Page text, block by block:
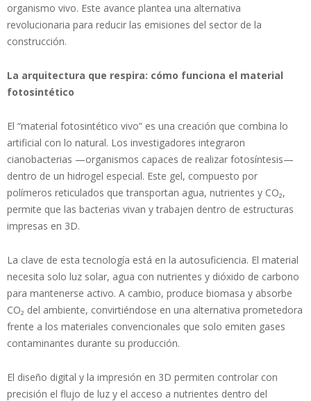
organismo vivo. Este avance plantea una alternativa
revolucionaria para reducir las emisiones del sector de la
construcción.
La arquitectura que respira: cómo funciona el material
fotosintético
El “material fotosintético vivo” es una creación que combina lo
artificial con lo natural. Los investigadores integraron
cianobacterias —organismos capaces de realizar fotosíntesis—
dentro de un hidrogel especial. Este gel, compuesto por
polímeros reticulados que transportan agua, nutrientes y CO₂,
permite que las bacterias vivan y trabajen dentro de estructuras
impresas en 3D.
La clave de esta tecnología está en la autosuficiencia. El material
necesita solo luz solar, agua con nutrientes y dióxido de carbono
para mantenerse activo. A cambio, produce biomasa y absorbe
CO₂ del ambiente, convirtiéndose en una alternativa prometedora
frente a los materiales convencionales que solo emiten gases
contaminantes durante su producción.
El diseño digital y la impresión en 3D permiten controlar con
precisión el flujo de luz y el acceso a nutrientes dentro del